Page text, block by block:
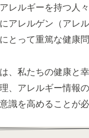
レルギーを持つ人
アレルゲン（アレ
とって重篤な健康
、私たちの健康と
、アレルギー情報
識を高めることが必